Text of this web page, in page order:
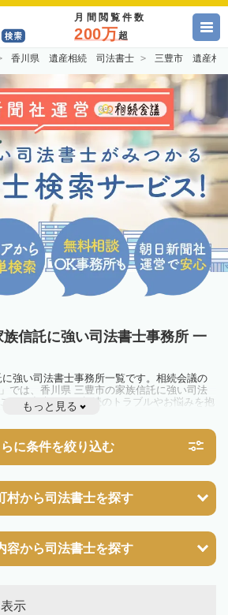
月間閲覧件数
200万超
香川県 遺産相続 司法書士 三豊市 遺産相
信託に強い司法書士事務所 一
強い司法書士事務所一覧です。相続会議の
では、香川県 三豊市の家族信託に強い司法
とが出来ます。相続のトラブルやお悩みを抱
法書士に相談してみましょう。
もっと見る
らに条件を絞り込む
村から司法書士を探す
容から司法書士を探す
示